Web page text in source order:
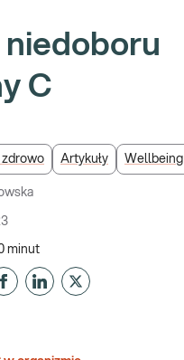
C
zdrowo Artykuły Wellbeing
minut